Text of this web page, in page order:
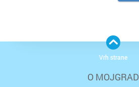
O MOJGRAD
Vrh strane